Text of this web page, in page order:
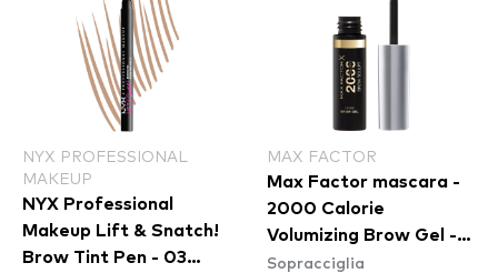
NYX PROFESSIONAL
MAKEUP
NYX Professional
Makeup Lift & Snatch!
Brow Tint Pen - 03
MAX FACTOR
Max Factor mascara -
2000 Calorie
Volumizing Brow Gel -
001 Clear
Sopracciglia